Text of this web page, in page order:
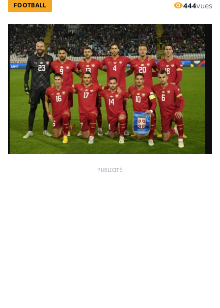
FOOTBALL 444vues
PUBLICITÉ